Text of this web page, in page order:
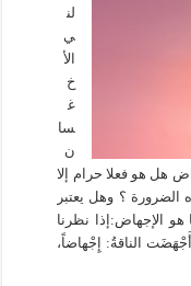
لن
ي
الأ
خ
غ
سا
ن
هل هو فعلا حرام إلا
؟ وهل يعتبر
هو الإجهاض:إذا نظرنا
الناقةُ: إِجْهاضاً،